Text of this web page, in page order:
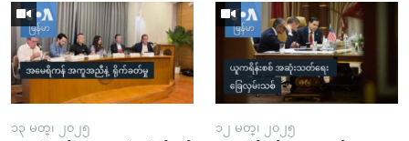
၁၃ မတ္၊ ၂၀၂၅ ၁၂ မတ္၊ ၂၀၂၅